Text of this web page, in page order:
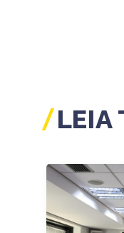
LEIA